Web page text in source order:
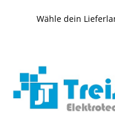
Wähle dein